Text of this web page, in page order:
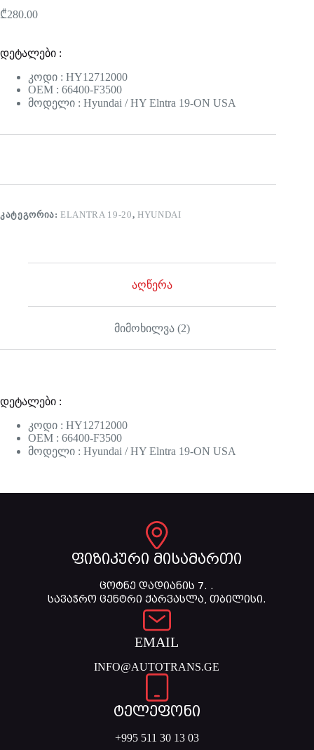
₾280.00
დეტალები :
კოდი : HY12712000
OEM : 66400-F3500
მოდელი : Hyundai / HY Elntra 19-ON USA
ᲙᲐᲢᲔᲒᲝᲠᲘᲐ:ELANTRA 19-20, HYUNDAI
აღწერა
მიმოხილვა (2)
დეტალები :
კოდი : HY12712000
OEM : 66400-F3500
მოდელი : Hyundai / HY Elntra 19-ON USA
ფიზიკური მისამართი
ცოტნე დადიანის 7. .
სავაჭრო ცენტრი ქარვასლა, თბილისი.
EMAIL
INFO@AUTOTRANS.GE
ტელეფონი
+995 511 30 13 03